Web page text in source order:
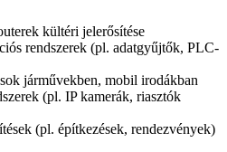
kültéri jelerősítése
rendszerek (pl. adatgyűjtők, PLC-
járművekben, mobil irodákban
(pl. IP kamerák, riasztók
(pl. építkezések, rendezvények)